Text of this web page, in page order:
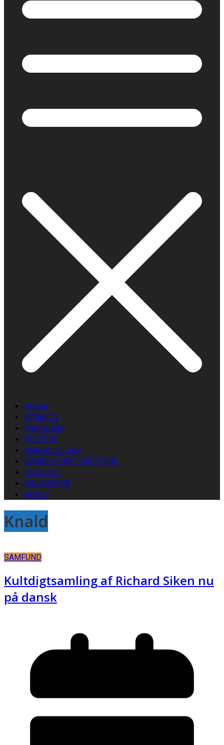
HOME
OPINION
SAMFUND
KULTUR
ANMELDELSER
DANSK HOMO-HISTORIE
PODCAST
MAGASINER
GUIDE
Knald
SAMFUND
Kultdigtsamling af Richard Siken nu
på dansk